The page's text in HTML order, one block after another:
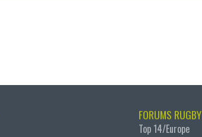
FORUMS RUGBY
Top 14/Europe